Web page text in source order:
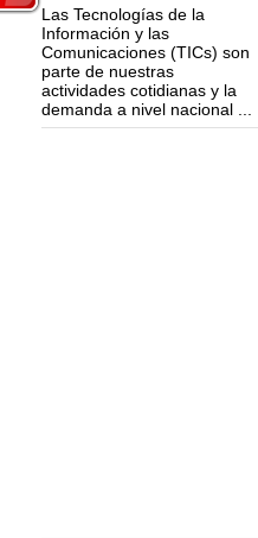
Las Tecnologías de la
Información y las
Comunicaciones (TICs) son
parte de nuestras
actividades cotidianas y la
demanda a nivel nacional ...